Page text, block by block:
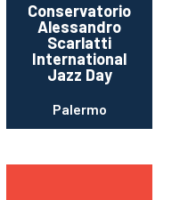
Conservatorio
Alessandro
Scarlatti
International
Jazz Day
Palermo